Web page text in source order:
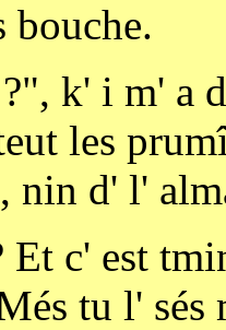
bouche.
?", k' i m' a
les
nin d' l'
Et c' est
tu l'